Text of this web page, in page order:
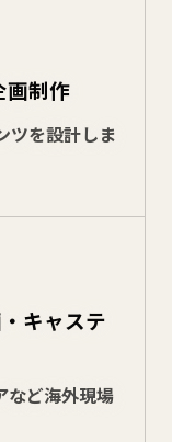
画制作
ツを設計しま
キャステ
など海外現場